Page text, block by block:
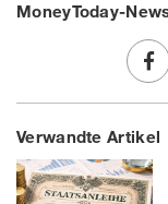
MoneyToday-
on
Verwandte Artikel